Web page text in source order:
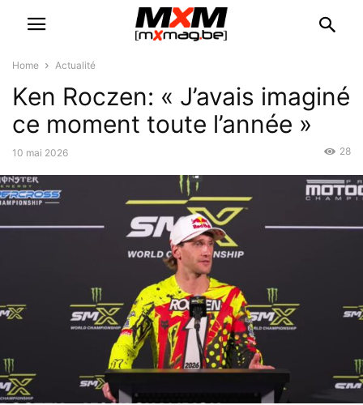
Home Actualité
Ken Roczen: « J’avais imaginé
ce moment toute l’année »
10 mai 2026 28